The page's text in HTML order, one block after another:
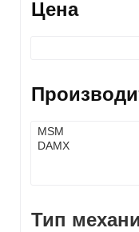
Цена
Тип